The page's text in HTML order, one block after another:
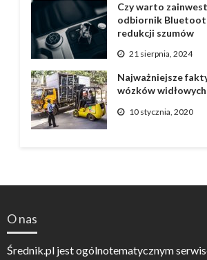
Czy warto
odbiornik
redukcji szumów
21 sierpnia, 2024
Najważniejsze
wózków widłowych
10 stycznia, 2020
O nas
Średnik.pl jest ogólnotematycznym